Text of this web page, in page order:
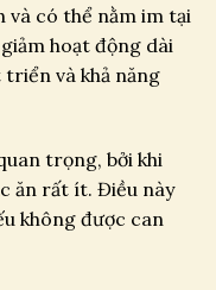
và có thể nằm im tại
hoạt động dài
triển và khả năng
trọng, bởi khi
ăn rất ít. Điều này
không được can